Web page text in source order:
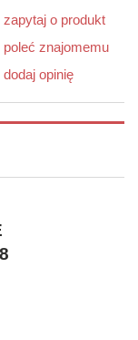
zapytaj o produkt
poleć znajomemu
dodaj opinię